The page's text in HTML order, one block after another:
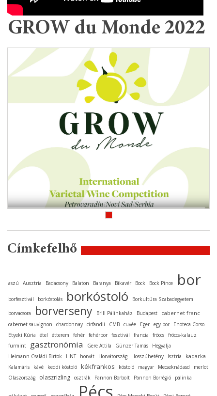
GROW du Monde 2022
Címkefelhő
aszú Ausztria Badacsony Balaton Baranya Bikavér Bock Bock Pince bor
borfesztivál borkóstolás borkóstoló Borkultúra Szabadegyetem
borvacsora borverseny Brill Pálinkaház Budapest cabernet franc
cabernet sauvignon chardonnay cirfandli CMB cuvée Eger egy bor
Enoteca Corso
Etyeki Kúria
étel étterem fehér fehérbor fesztivál francia fröccs fröccs-kalauz
furmint
gasztronómia Gere Attila Günzer Tamás
Hegyalja
Heimann Családi Birtok
HNT horvát Horvátország Hosszúhetény Isztria kadarka
Kalamáris kávé keddi kóstoló kékfrankos kóstoló magyar Mecseknádasd
merlot
Olaszország
olaszrizling osztrák Pannon Borbolt Pannon Borrégió pálinka